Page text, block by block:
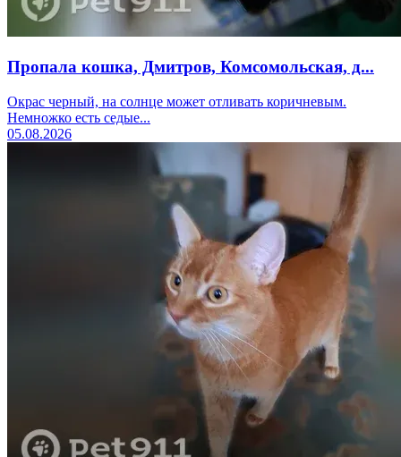
Пропала кошка, Дмитров, Комсомольская, д...
Окрас черный, на солнце может отливать коричневым.
Немножко есть седые...
05.08.2026